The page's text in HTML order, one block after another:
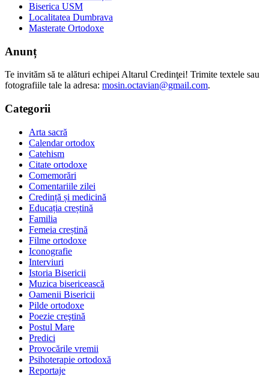
Biserica USM
Localitatea Dumbrava
Masterate Ortodoxe
Anunț
Te invităm să te alături echipei Altarul Credinţei! Trimite textele sau
fotografiile tale la adresa: mosin.octavian@gmail.com.
Categorii
Arta sacră
Calendar ortodox
Catehism
Citate ortodoxe
Comemorări
Comentariile zilei
Credință și medicină
Educația creștină
Familia
Femeia creștină
Filme ortodoxe
Iconografie
Interviuri
Istoria Bisericii
Muzica bisericească
Oamenii Bisericii
Pilde ortodoxe
Poezie creştină
Postul Mare
Predici
Provocările vremii
Psihoterapie ortodoxă
Reportaje